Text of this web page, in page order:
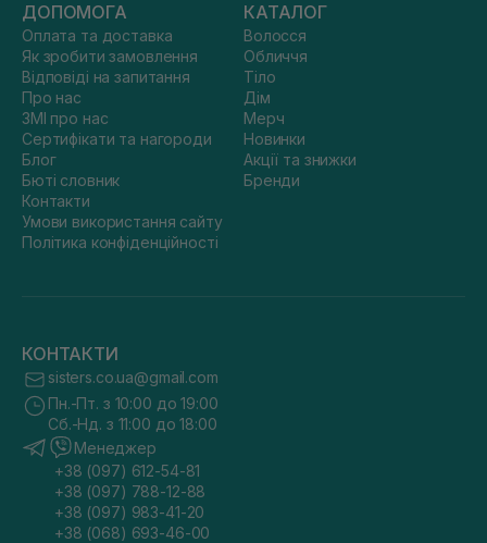
ДОПОМОГА
Оплата та доставка
Як зробити замовлення
Відповіді на запитання
Про нас
ЗМІ про нас
Сертифікати та нагороди
Блог
Бюті словник
Контакти
Умови використання сайту
Політика конфіденційності
КАТАЛОГ
Волосся
Обличчя
Тіло
Дім
Мерч
Новинки
Акції та знижки
Бренди
КОНТАКТИ
sisters.co.ua@gmail.com
Пн.-Пт. з 10:00 до 19:00
Сб.-Нд. з 11:00 до 18:00
Менеджер
+38 (097) 612-54-81
+38 (097) 788-12-88
+38 (097) 983-41-20
+38 (068) 693-46-00